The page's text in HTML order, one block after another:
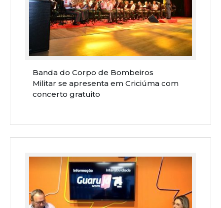
Banda do Corpo de Bombeiros
Militar se apresenta em Criciúma com
concerto gratuito